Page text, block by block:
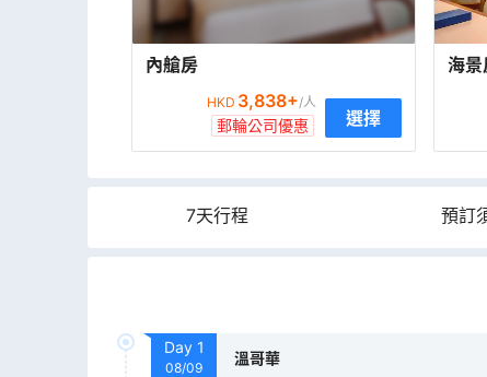
內艙房
HKD 3,838+/人
郵輪公司優惠 選擇
海景
7天行程 預訂
Day 1
08/09
溫哥華